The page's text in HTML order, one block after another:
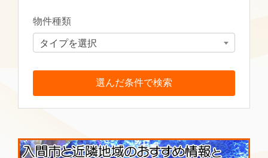
物件種類
タイプを選択